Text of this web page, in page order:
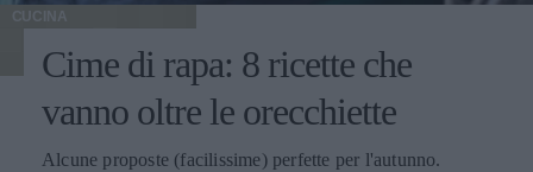
CUCINA
Cime di rapa: 8 ricette che
vanno oltre le orecchiette
Alcune proposte (facilissime) perfette per l'autunno.